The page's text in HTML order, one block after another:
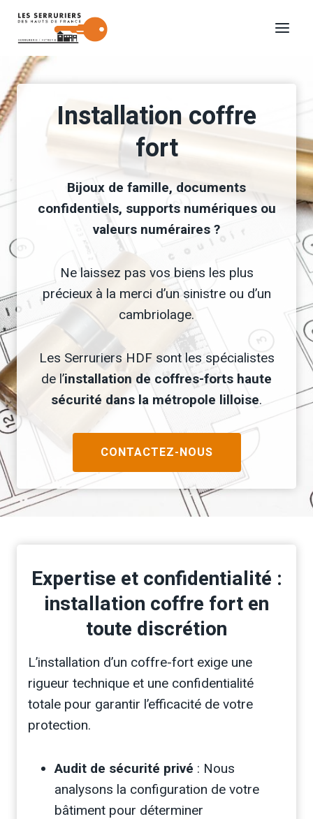
Aller
Installation coffre
fort
Bijoux de famille, documents
confidentiels, supports numériques ou
valeurs numéraires ?
Ne laissez pas vos biens les plus
précieux à la merci d’un sinistre ou d’un
cambriolage.
Les Serruriers HDF sont les spécialistes
de l’installation de coffres-forts haute
sécurité dans la métropole lilloise.
CONTACTEZ-NOUS
Expertise et confidentialité :
installation coffre fort en
toute discrétion
L’installation d’un coffre-fort exige une
rigueur technique et une confidentialité
totale pour garantir l’efficacité de votre
protection.
Audit de sécurité privé : Nous
analysons la configuration de votre
bâtiment pour déterminer